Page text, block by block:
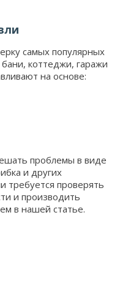
самых популярных
коттеджи, гаражи
на основе:
проблемы в виде
и других
требуется проверять
и производить
в нашей статье.